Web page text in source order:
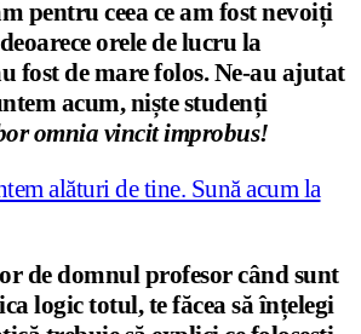
pentru ceea ce am fost nevoiți
orele de lucru la
fost de mare folos. Ne-au ajutat
acum, niște studenți
omnia vincit improbus!
de domnul profesor când sunt
logic totul, te făcea să înțelegi